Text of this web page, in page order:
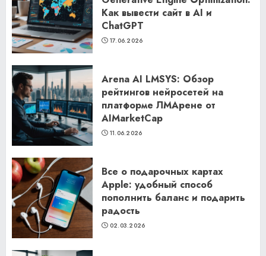
Как вывести сайт в AI и
ChatGPT
17.06.2026
Arena AI LMSYS: Обзор
рейтингов нейросетей на
платформе ЛМАрене от
AIMarketCap
11.06.2026
Все о подарочных картах
Apple: удобный способ
пополнить баланс и подарить
радость
02.03.2026